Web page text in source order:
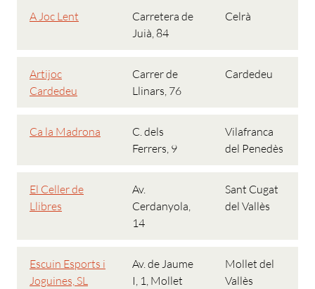
A Joc Lent
Carretera de
Juià, 84
Celrà
Artijoc
Cardedeu
Carrer de
Llinars, 76
Cardedeu
Ca la Madrona
C. dels
Ferrers, 9
Vilafranca
del Penedès
El Celler de
Llibres
Av.
Cerdanyola,
14
Sant Cugat
del Vallès
Escuin Esports i
Joguines, SL
Av. de Jaume
I, 1, Mollet
Mollet del
Vallès